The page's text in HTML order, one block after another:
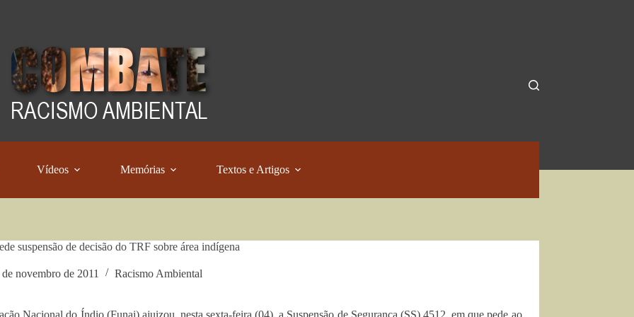
Vídeos Memórias Textos e Artigos
suspensão de decisão do TRF sobre área indígena
de novembro de 2011 Racismo Ambiental
Nacional do Índio (Funai) ajuizou, nesta sexta-feira (04), a Suspensão de Segurança (SS) 4512, em que pede ao